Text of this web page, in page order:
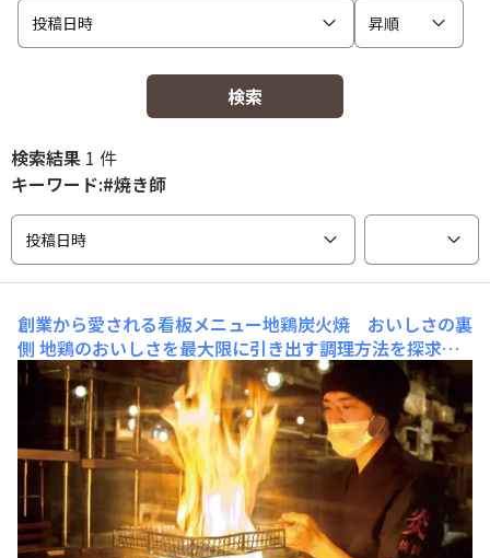
投稿日時
昇順
検索
検索結果 1 件
キーワード:#焼き師
投稿日時
創業から愛される看板メニュー地鶏炭火焼 おいしさの裏
側 地鶏のおいしさを最大限に引き出す調理方法を探求し
続けています「炭火焼」は、塚田農場を代表する創業当時
からの看板メニュー。当店自慢の地鶏を一番おいしく召し
上がっていただける料理です。研修を受けた焼き師が、お
店に届いた肉の状態を見極め、炭や火力を調整し、地鶏本
来の旨味を引き出しながら最高の焼き加減でご提